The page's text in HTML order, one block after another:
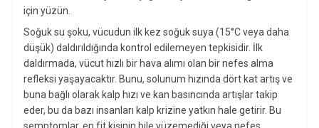
için yüzün.
Soğuk su şoku, vücudun ilk kez soğuk suya (15°C veya daha
düşük) daldırıldığında kontrol edilemeyen tepkisidir. İlk
daldırmada, vücut hızlı bir hava alımı olan bir nefes alma
refleksi yaşayacaktır. Bunu, solunum hızında dört kat artış ve
buna bağlı olarak kalp hızı ve kan basıncında artışlar takip
eder, bu da bazı insanları kalp krizine yatkın hale getirir. Bu